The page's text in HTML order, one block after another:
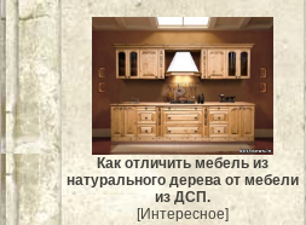
Как отличить мебель из
натурального дерева от мебели
из ДСП.
[Интересное]